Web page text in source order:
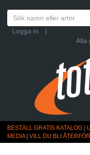
Logga in
|
Alla
BESTÄLL GRATIS KATALOG
MEDIA| VILL DU BLI